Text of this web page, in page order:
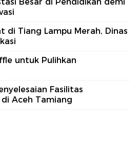
Besar di Pendidikan demi
di Tiang Lampu Merah, Dinas
untuk Pulihkan
Fasilitas
Aceh Tamiang